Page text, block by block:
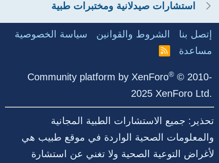
استشارات صيدلانية ومختبرات طبية
إتصل بنا الشروط والقوانين
سياسة الخصوصية
مساعدة
R
Community platform by XenForo® © 2010-
2025 XenForo Ltd.
تحذير: جميع الاستشارات الطبية المجانية
والمعلومات الصحية الواردة في موقع طبيب هي
لأغراض التوعية الصحية ولا تغني عن استشارة